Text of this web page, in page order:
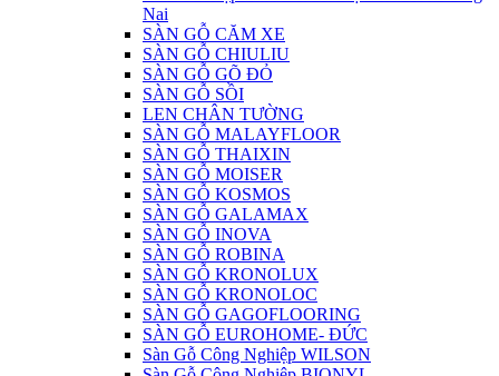
Nai
SÀN GỖ CĂM XE
SÀN GỖ CHIULIU
SÀN GỖ GÕ ĐỎ
SÀN GỖ SỒI
LEN CHÂN TƯỜNG
SÀN GỖ MALAYFLOOR
SÀN GỖ THAIXIN
SÀN GỖ MOISER
SÀN GỖ KOSMOS
SÀN GỖ GALAMAX
SÀN GỖ INOVA
SÀN GỖ ROBINA
SÀN GỖ KRONOLUX
SÀN GỖ KRONOLOC
SÀN GỖ GAGOFLOORING
SÀN GỖ EUROHOME- ĐỨC
Sàn Gỗ Công Nghiệp WILSON